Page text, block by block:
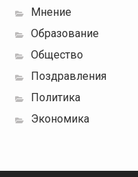
Мнение
Образование
Общество
Поздравления
Политика
Экономика